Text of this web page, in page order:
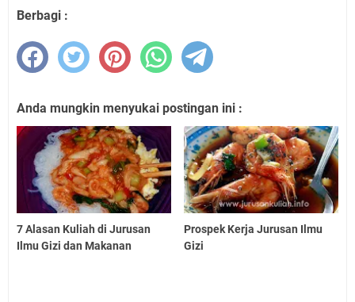
Berbagi :
Anda mungkin menyukai postingan ini :
7 Alasan Kuliah di Jurusan
Ilmu Gizi dan Makanan
Prospek Kerja Jurusan Ilmu
Gizi